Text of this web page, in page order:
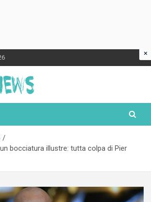
bocciatura illustre: tutta colpa di Pier
×